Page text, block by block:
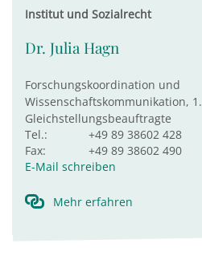
Institut und Sozialrecht
Dr. Julia Hagn
Forschungskoordination und
Wissenschaftskommunikation, 1.
Gleichstellungsbeauftragte
Tel.:
+49 89 38602 428
Fax:
+49 89 38602 490
E-Mail schreiben
Mehr erfahren